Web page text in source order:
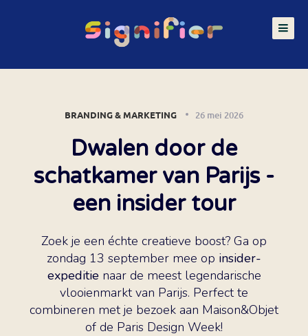
BRANDING & MARKETING 26 mei 2026
Dwalen door de
schatkamer van Parijs -
een insider tour
Zoek je een échte creatieve boost? Ga op
zondag 13 september mee op insider-
expeditie naar de meest legendarische
vlooienmarkt van Parijs. Perfect te
combineren met je bezoek aan Maison&Objet
of de Paris Design Week!